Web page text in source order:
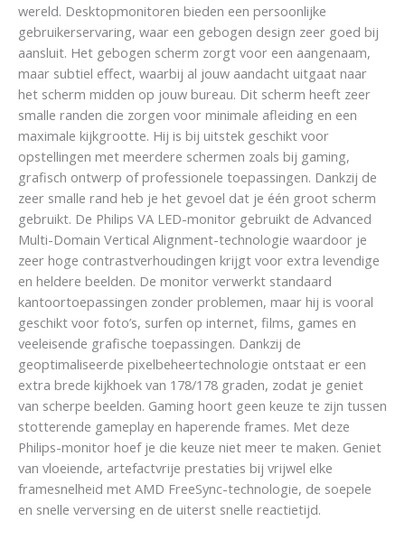
wereld. Desktopmonitoren bieden een persoonlijke
gebruikerservaring, waar een gebogen design zeer goed bij
aansluit. Het gebogen scherm zorgt voor een aangenaam,
maar subtiel effect, waarbij al jouw aandacht uitgaat naar
het scherm midden op jouw bureau. Dit scherm heeft zeer
smalle randen die zorgen voor minimale afleiding en een
maximale kijkgrootte. Hij is bij uitstek geschikt voor
opstellingen met meerdere schermen zoals bij gaming,
grafisch ontwerp of professionele toepassingen. Dankzij de
zeer smalle rand heb je het gevoel dat je één groot scherm
gebruikt. De Philips VA LED-monitor gebruikt de Advanced
Multi-Domain Vertical Alignment-technologie waardoor je
zeer hoge contrastverhoudingen krijgt voor extra levendige
en heldere beelden. De monitor verwerkt standaard
kantoortoepassingen zonder problemen, maar hij is vooral
geschikt voor foto’s, surfen op internet, films, games en
veeleisende grafische toepassingen. Dankzij de
geoptimaliseerde pixelbeheertechnologie ontstaat er een
extra brede kijkhoek van 178/178 graden, zodat je geniet
van scherpe beelden. Gaming hoort geen keuze te zijn tussen
stotterende gameplay en haperende frames. Met deze
Philips-monitor hoef je die keuze niet meer te maken. Geniet
van vloeiende, artefactvrije prestaties bij vrijwel elke
framesnelheid met AMD FreeSync-technologie, de soepele
en snelle verversing en de uiterst snelle reactietijd.